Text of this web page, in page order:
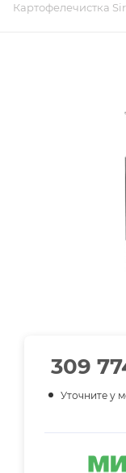
Картофелечистка
309
Уточните у